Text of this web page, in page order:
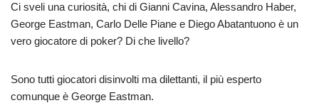
Ci sveli una curiosità, chi di Gianni Cavina, Alessandro Haber,
George Eastman, Carlo Delle Piane e Diego Abatantuono è un
vero giocatore di poker? Di che livello?
Sono tutti giocatori disinvolti ma dilettanti, il più esperto
comunque è George Eastman.